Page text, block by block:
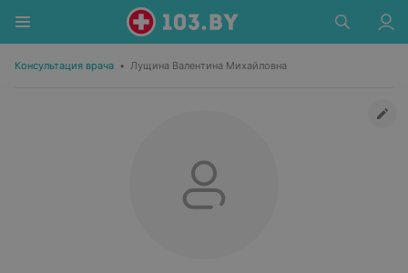
Консультация врача • Лущина Валентина Михайловна